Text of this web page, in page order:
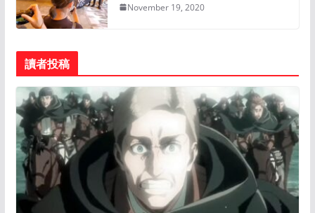
November 19, 2020
讀者投稿